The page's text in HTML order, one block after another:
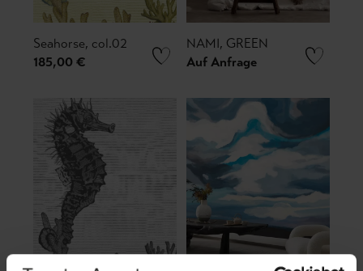
Seahorse, col.02
185,00 €
NAMI, GREEN
Auf Anfrage